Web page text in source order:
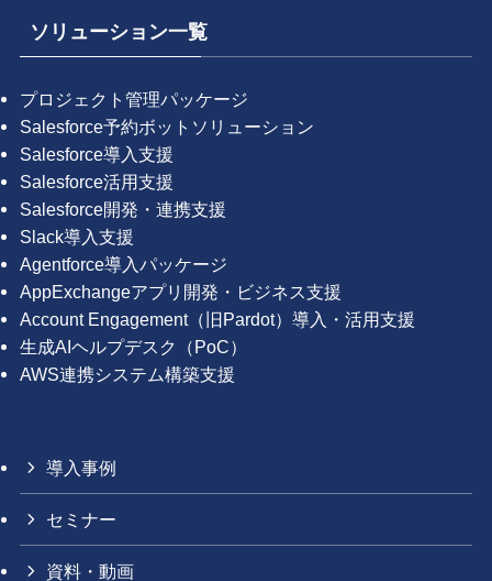
ソリューション一覧
プロジェクト管理パッケージ
Salesforce予約ボットソリューション
Salesforce導入支援
Salesforce活用支援
Salesforce開発・連携支援
Slack導入支援
Agentforce導入パッケージ
AppExchangeアプリ開発・ビジネス支援
Account Engagement（旧Pardot）導入・活用支援
生成AIヘルプデスク（PoC）
AWS連携システム構築支援
導入事例
セミナー
資料・動画